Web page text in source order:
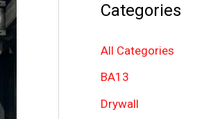
h
:
Categories
All Categories
BA13
Drywall